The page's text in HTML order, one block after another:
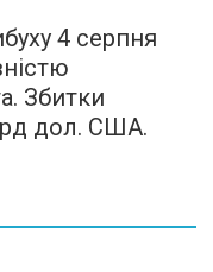
4 серпня
Збитки
дол. США.